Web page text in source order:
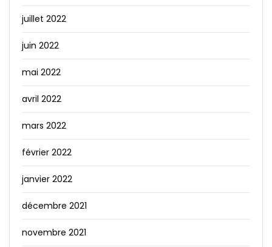
juillet 2022
juin 2022
mai 2022
avril 2022
mars 2022
février 2022
janvier 2022
décembre 2021
novembre 2021